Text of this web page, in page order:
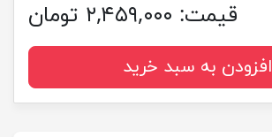
قیمت: ۲,۴۵۹,۰۰۰ تومان
افزودن به سبد خرید